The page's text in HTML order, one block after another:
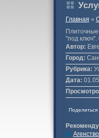
Главная »
"под
Автор:
Город:
Рубрика:
Дата:
Поделиться